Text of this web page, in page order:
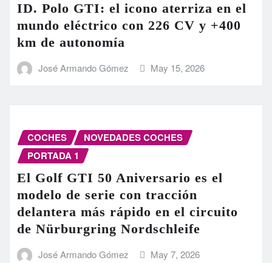
ID. Polo GTI: el icono aterriza en el
mundo eléctrico con 226 CV y +400
km de autonomía
José Armando Gómez May 15, 2026
COCHES
NOVEDADES COCHES
PORTADA 1
El Golf GTI 50 Aniversario es el
modelo de serie con tracción
delantera más rápido en el circuito
de Nürburgring Nordschleife
José Armando Gómez May 7, 2026